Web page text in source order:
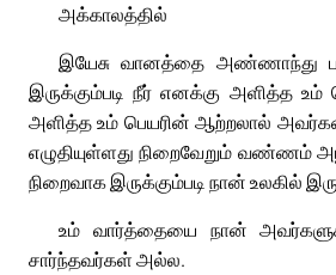
அக்காலத்தில்
இயேசு வானத்தை அண்ணாந்து
இருக்கும்படி நீர் எனக்கு அளித்த
அளித்த உம் பெயரின் ஆற்றலால்
எழுதியுள்ளது நிறைவேறும் வண்ணம்
நிறைவாக இருக்கும்படி நான் உலகில்
உம் வார்த்தையை நான்
சார்ந்தவர்கள் அல்ல.